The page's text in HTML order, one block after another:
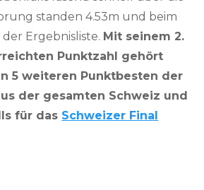
standen 4.53m und beim
Ergebnisliste. Mit seinem 2.
Punktzahl gehört
5 weiteren Punktbesten der
der gesamten Schweiz und
für das Schweizer Final